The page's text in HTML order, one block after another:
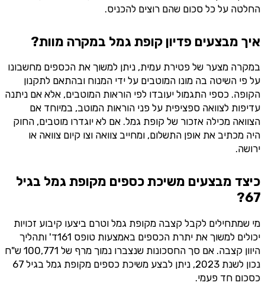
החלטה על כל סכום שהם רוצים להכניס.
איך מבצעים פדיון קופת גמל במקרה מוות?
במקרה מצער של פטירת עמית, ניתן למשוך את הכספים מחשבונו
על פי השיטה בה מונו המוטבים על ידי המנוח ובהתאם לתקנון
הקופה. כספי התגמול יעובדו לפי הוראות המוטבים, אלא אם ניתנה
עדיפות לצוואה ספציפית על פני הוראות המוטב, במיוחד אם
הצוואה מכילה אזכור של קופת גמל. אם לא יוגדרו מוטבים, החוק
היה מכתיב את אופן התשלום, ומחייב צוואה וצו קיום צוואה או
ירושה.
כיצד מבצעים משיכת כספים מקופת גמל בגיל
67?
מי שמתחילים לקבל קצבה מקופת גמל וטרם ביצעו קיבוע זכויות
יכולים למשוך את יתרת הכספים באמצעות טופס 161ד' ותהליך
היוון קצבה. אם סך החסכונות שנצברו נמוך מרף של 100,771 ש"ח
נכון לשנת 2023, ניתן לבצע משיכת כספים מקופת גמל בגיל 67
כסכום חד פעמי.